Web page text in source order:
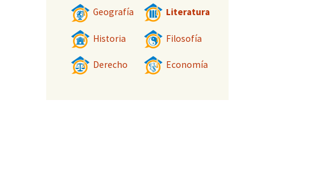
Geografía Literatura
Historia Filosofía
Derecho Economía